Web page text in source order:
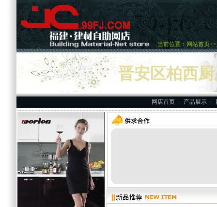
当前位置： 网站首页>>
国广一叶卡上超市
重要供应商
晋安区柏西
网店首页 ┊ 产品展示 ┊